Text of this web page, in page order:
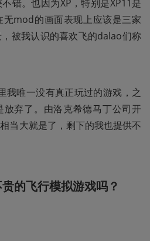
错。也因为XP，特别是XP11是
mod的画面表现上应该是三家
被我认识的喜欢飞的dalao们称
我唯一没有真正玩过的游戏，之
弃了。由洛克希德马丁公司开
当大就是了，剩下的我也提供不
的飞行模拟游戏吗？